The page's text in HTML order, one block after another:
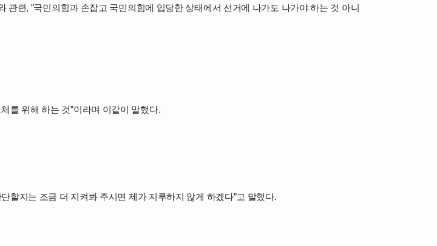
련, "국민의힘과 손잡고 국민의힘에 입당한 상태에서 선거에 나가도 나가야 하는 것 아니
를 위해 하는 것"이라며 이같이 말했다.
할지는 조금 더 지켜봐 주시면 제가 지루하지 않게 하겠다"고 말했다.